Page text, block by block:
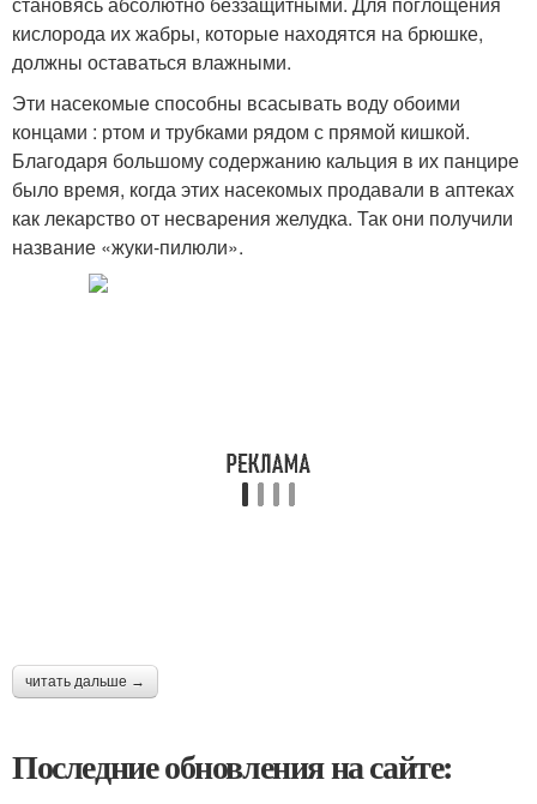
кислорода их жабры, которые находятся на брюшке,
должны оставаться влажными.
Эти насекомые способны всасывать воду обоими
концами : ртом и трубками рядом с прямой кишкой.
Благодаря большому содержанию кальция в их панцире
было время, когда этих насекомых продавали в аптеках
как лекарство от несварения желудка. Так они получили
название «жуки-пилюли».
читать дальше →
Последние обновления на сайте: